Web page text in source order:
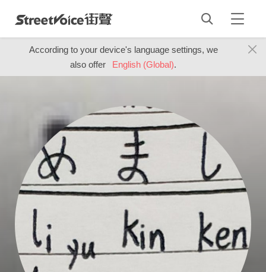
According to your device's language settings, we
also offer
English (Global).